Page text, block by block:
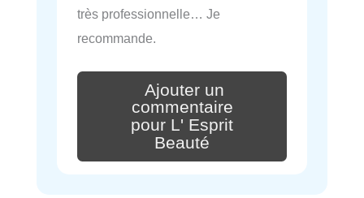
très professionnelle… Je
recommande.
Ajouter un
commentaire
pour L' Esprit
Beauté